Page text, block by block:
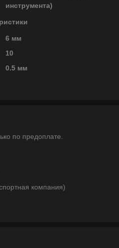
инструмента)
6 мм
10
0.5 мм
по предоплате.
компания)